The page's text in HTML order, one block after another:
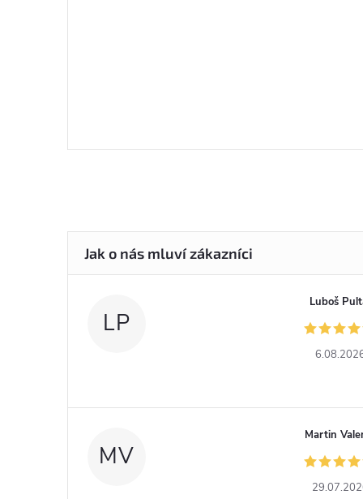
LP
Luboš
MV
Martin